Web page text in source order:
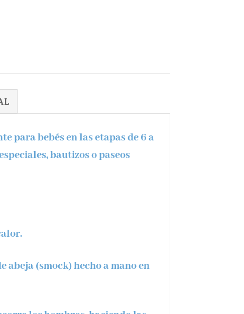
para bebés en las etapas de 6 a
bautizos o paseos
abeja(smock) hecho a mano en